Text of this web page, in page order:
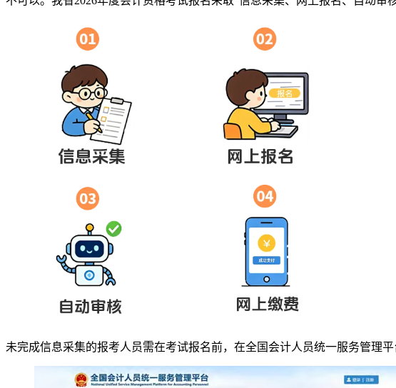
未完成信息采集的报考人员需在考试报名前，在全国会计人员统一服务管理平